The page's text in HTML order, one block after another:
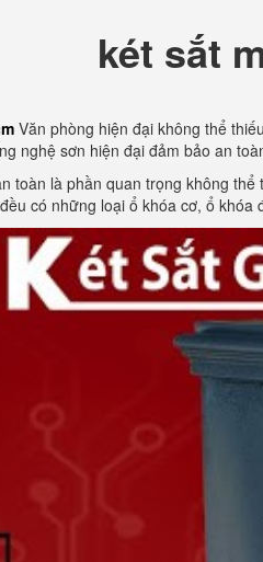
két sắt
Văn phòng hiện đại không thể
nghệ sơn hiện đại đảm bảo an
toàn là phần quan trọng không
có những loại ổ khóa cơ, ổ khóa